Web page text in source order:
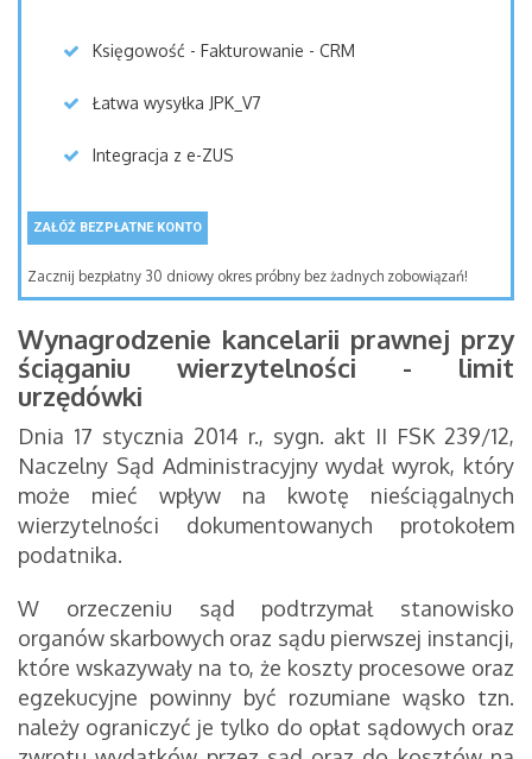
Księgowość - Fakturowanie - CRM
Łatwa wysyłka JPK_V7
Integracja z e-ZUS
ZAŁÓŻ BEZPŁATNE KONTO
Zacznij bezpłatny 30 dniowy okres próbny bez żadnych zobowiązań!
Wynagrodzenie kancelarii prawnej przy
ściąganiu wierzytelności - limit
urzędówki
Dnia 17 stycznia 2014 r., sygn. akt II FSK 239/12,
Naczelny Sąd Administracyjny wydał wyrok, który
może mieć wpływ na kwotę nieściągalnych
wierzytelności dokumentowanych protokołem
podatnika.
W orzeczeniu sąd podtrzymał stanowisko
organów skarbowych oraz sądu pierwszej instancji,
które wskazywały na to, że koszty procesowe oraz
egzekucyjne powinny być rozumiane wąsko tzn.
należy ograniczyć je tylko do opłat sądowych oraz